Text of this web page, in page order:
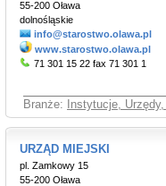
55-200 Oława
dolnośląskie
info@starostwo.olawa.pl
www.starostwo.olawa.pl
71 301 15 22 fax 71 301 1
Branże: Instytucje,
URZĄD MIEJSKI
pl. Zamkowy 15
55-200 Oława